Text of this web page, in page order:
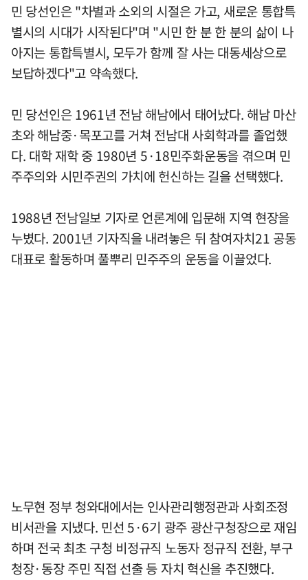
민 당선인은 "차별과 소외의 시절은 가고, 새로운 통합특
별시의 시대가 시작된다"며 "시민 한 분 한 분의 삶이 나
아지는 통합특별시, 모두가 함께 잘 사는 대동세상으로
보답하겠다"고 약속했다.
민 당선인은 1961년 전남 해남에서 태어났다. 해남 마산
초와 해남중·목포고를 거쳐 전남대 사회학과를 졸업했
다. 대학 재학 중 1980년 5·18민주화운동을 겪으며 민
주주의와 시민주권의 가치에 헌신하는 길을 선택했다.
1988년 전남일보 기자로 언론계에 입문해 지역 현장을
누볐다. 2001년 기자직을 내려놓은 뒤 참여자치21 공동
대표로 활동하며 풀뿌리 민주주의 운동을 이끌었다.
노무현 정부 청와대에서는 인사관리행정관과 사회조정
비서관을 지냈다. 민선 5·6기 광주 광산구청장으로 재임
하며 전국 최초 구청 비정규직 노동자 정규직 전환, 부구
청장·동장 주민 직접 선출 등 자치 혁신을 추진했다.